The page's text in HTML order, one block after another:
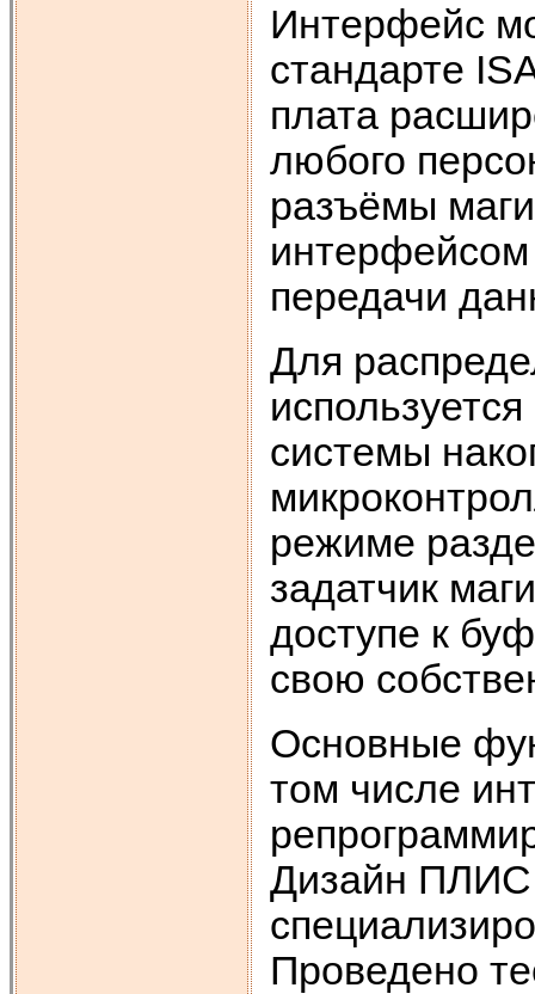
Интерфейс
стандарте
плата
любого
разъёмы
интерфейсом
передачи
Для
системы
режиме
задатчик
доступе к
свою
Основные
том числе
Дизайн ПЛИС
Проведено